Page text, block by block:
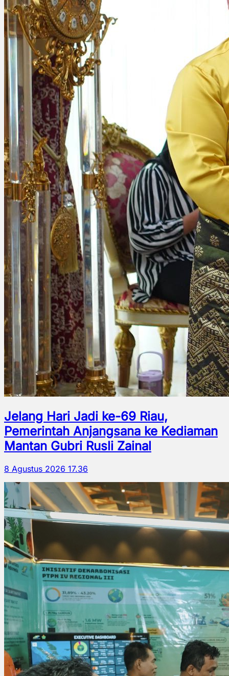
Jelang Hari Jadi ke-69 Riau,
Pemerintah Anjangsana ke Kediaman
Mantan Gubri Rusli Zainal
8 Agustus 2026 17.36